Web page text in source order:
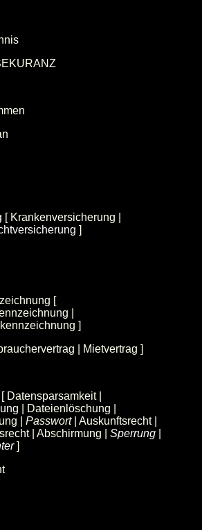
[ Krankenversicherung |
]
[
|
]
| Mietvertrag ]
[ Datensparsamkeit |
| Dateienlöschung |
| Passwort| Auskunftsrecht |
| Abschirmung | Sperrung
]